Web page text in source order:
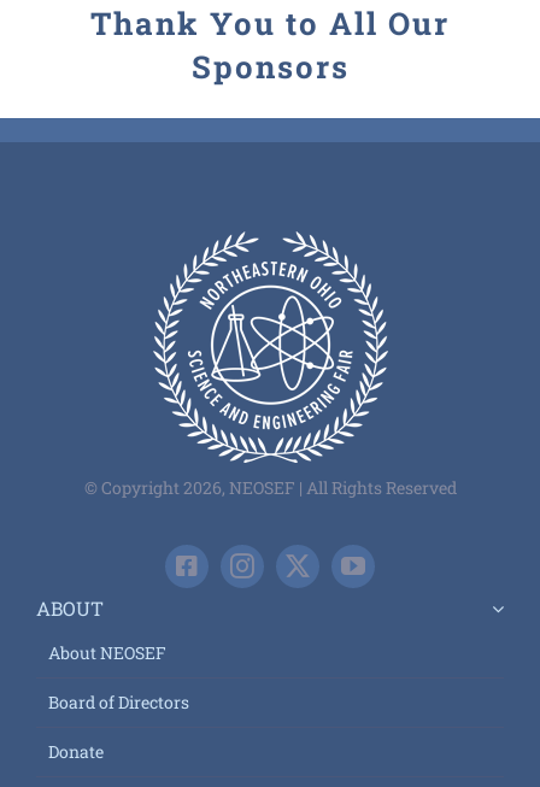
Thank You to All Our
Sponsors
© Copyright 2026, NEOSEF | All Rights Reserved
ABOUT
About NEOSEF
Board of Directors
Donate